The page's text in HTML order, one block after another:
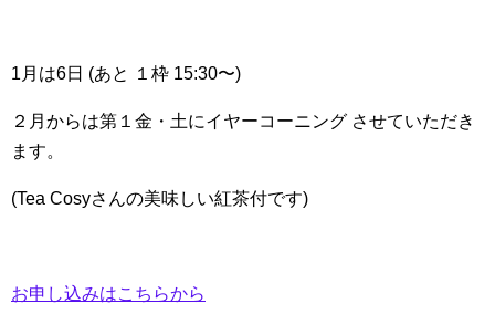
1月は6日 (あと １枠 15:30〜)
２月からは第１金・土にイヤーコーニング させていただき
ます。
(Tea Cosyさんの美味しい紅茶付です)
お申し込みはこちらから